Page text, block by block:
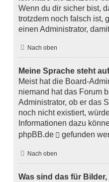
Wenn du dir sicher bist,
trotzdem noch falsch ist,
einen Administrator,
Nach oben
Meine Sprache steht
Meist hat die Board-
niemand hat das Forum
Administrator, ob er das
noch nicht existiert,
Informationen dazu
phpBB.de
gefunden
Nach oben
Was sind das für